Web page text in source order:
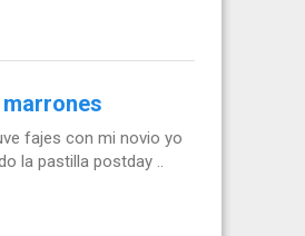
fajes con mi novio yo
la pastilla postday ..